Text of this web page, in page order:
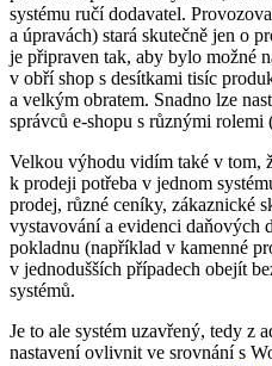
systému ručí dodavatel.
a úpravách) stará skutečně jen o
je připraven tak, aby bylo možné
v obří shop s desítkami tisíc
a velkým obratem. Snadno lze
správců e-shopu s různými
Velkou výhodu vidím také v tom,
k prodeji potřeba v jednom
prodej, různé ceníky, zákaznické
vystavování a evidenci daňových
pokladnu (například v kamenné
v jednodušších případech obejít
systémů.
Je to ale systém uzavřený, tedy z
nastavení ovlivnit ve srovnání s